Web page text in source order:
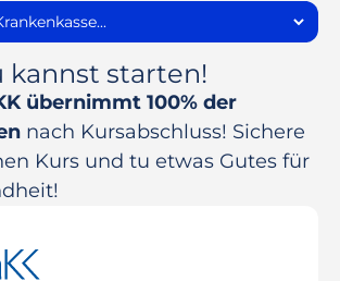
kannst starten!
übernimmt 100% der
nach Kursabschluss! Sichere
Kurs und tu etwas Gutes für